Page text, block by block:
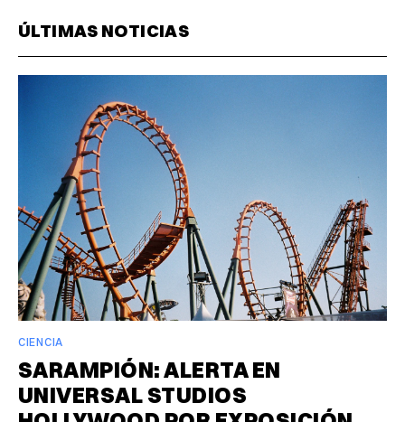
ÚLTIMAS NOTICIAS
CIENCIA
SARAMPIÓN: ALERTA EN
UNIVERSAL STUDIOS